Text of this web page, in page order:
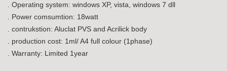
. Operating system: windows XP, vista, windows 7 dll
. Power comsumtion: 18watt
. contrukstion: Aluclat PVS and Acrilick body
. production cost: 1ml/ A4 full colour (1phase)
. Warranty: Limited 1year